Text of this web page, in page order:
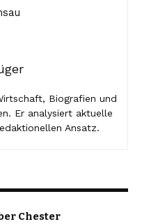
Biografien und
Er analysiert aktuelle
Ansatz.
Chester